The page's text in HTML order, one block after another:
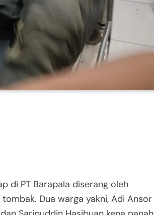
di PT Barapala diserang oleh
Dua warga yakni, Adi Ansor